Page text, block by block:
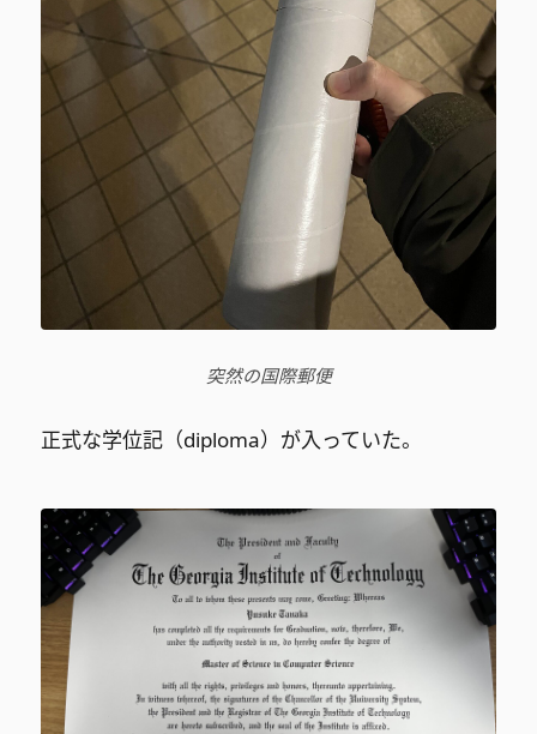
突然の国際郵便
正式な学位記（diploma）が入っていた。